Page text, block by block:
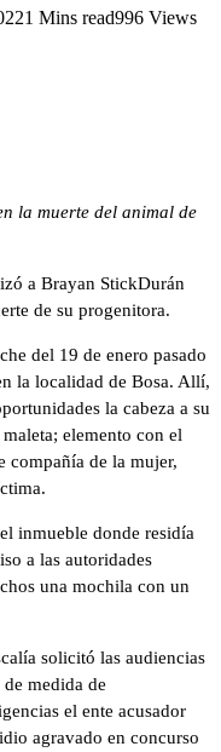
1 Mins read996 Views
la muerte del animal de
a Brayan StickDurán
de su progenitora.
del 19 de enero pasado
la localidad de Bosa. Allí,
la cabeza a su
elemento con el
compañía de la mujer,
inmueble donde residía
a las autoridades
una mochila con un
solicitó las audiencias
medida de
el ente acusador
agravado en concurso